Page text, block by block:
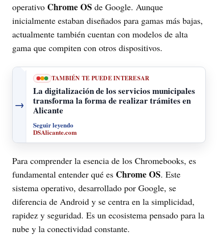
operativo Chrome OS de Google. Aunque
inicialmente estaban diseñados para gamas más bajas,
actualmente también cuentan con modelos de alta
gama que compiten con otros dispositivos.
→
TAMBIÉN TE PUEDE INTERESAR
La digitalización de los servicios municipales
transforma la forma de realizar trámites en
Alicante
Seguir leyendo
DSAlicante.com
Para comprender la esencia de los Chromebooks, es
fundamental entender qué es Chrome OS. Este
sistema operativo, desarrollado por Google, se
diferencia de Android y se centra en la simplicidad,
rapidez y seguridad. Es un ecosistema pensado para la
nube y la conectividad constante.